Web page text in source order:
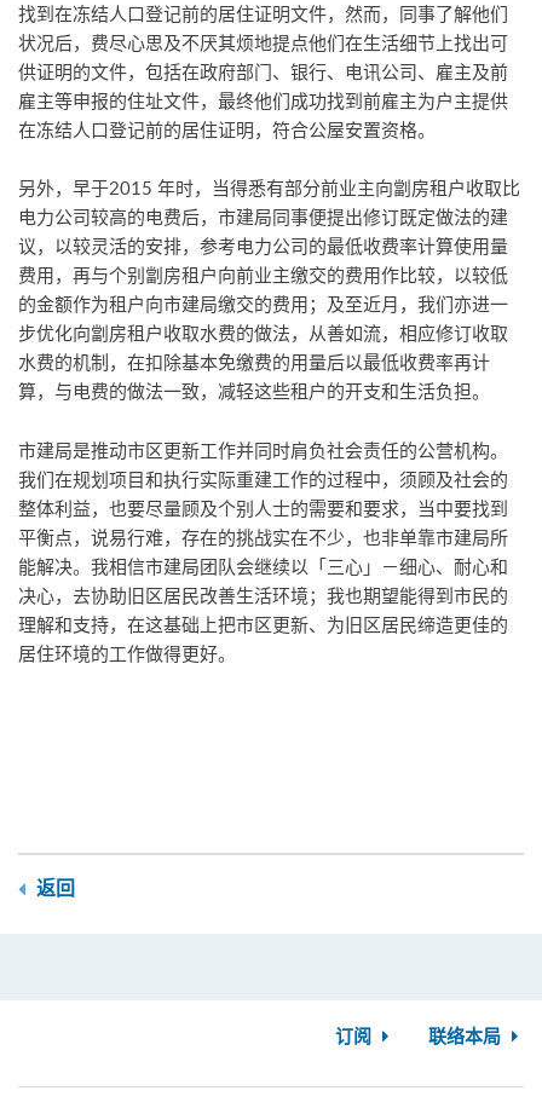
找到在冻结人口登记前的居住证明文件，然而，同事了解他们
状况后，费尽心思及不厌其烦地提点他们在生活细节上找出可
供证明的文件，包括在政府部门、银行、电讯公司、雇主及前
雇主等申报的住址文件，最终他们成功找到前雇主为户主提供
在冻结人口登记前的居住证明，符合公屋安置资格。
另外，早于2015 年时，当得悉有部分前业主向劏房租户收取比
电力公司较高的电费后，市建局同事便提出修订既定做法的建
议，以较灵活的安排，参考电力公司的最低收费率计算使用量
费用，再与个别劏房租户向前业主缴交的费用作比较，以较低
的金额作为租户向市建局缴交的费用；及至近月，我们亦进一
步优化向劏房租户收取水费的做法，从善如流，相应修订收取
水费的机制，在扣除基本免缴费的用量后以最低收费率再计
算，与电费的做法一致，减轻这些租户的开支和生活负担。
市建局是推动市区更新工作并同时肩负社会责任的公营机构。
我们在规划项目和执行实际重建工作的过程中，须顾及社会的
整体利益，也要尽量顾及个别人士的需要和要求，当中要找到
平衡点，说易行难，存在的挑战实在不少，也非单靠市建局所
能解决。我相信市建局团队会继续以「三心」－细心、耐心和
决心，去协助旧区居民改善生活环境；我也期望能得到市民的
理解和支持，在这基础上把市区更新、为旧区居民缔造更佳的
居住环境的工作做得更好。
返回
订阅 联络本局